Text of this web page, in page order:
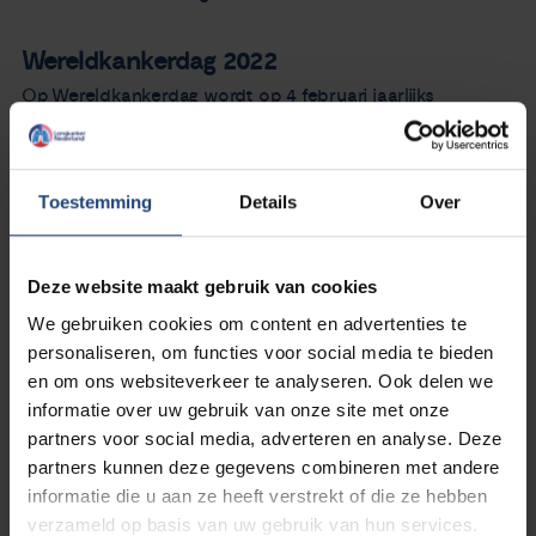
Toestemming Details Over
Deze website maakt gebruik van cookies
We gebruiken cookies om content en advertenties te
personaliseren, om functies voor social media te bieden
en om ons websiteverkeer te analyseren. Ook delen we
informatie over uw gebruik van onze site met onze
partners voor social media, adverteren en analyse. Deze
partners kunnen deze gegevens combineren met andere
informatie die u aan ze heeft verstrekt of die ze hebben
verzameld op basis van uw gebruik van hun services.
Wereldkankerdag 2022
Op Wereldkankerdag wordt op 4 februari jaarlijks
stilgestaan bij de impact die kanker heeft op patiënten en
naasten. Rondom deze dag kunnen mensen die leven met
het land. Zij zetten vanwege corona vooral online hun
deuren open voor bijvoorbeeld een luisterend oor, een
een overzicht van alle evenementen.
De meeste evenementen zijn coronaproof en dus online.
Daarom herhalen wij op Wereldkankerdag twee van onze
webinars. je kunt debijeenkomsten over longkanker en
thymomen terugkijken.Bekijk onze agenda voor meer
evenementen rondom Wereldkankerdag.